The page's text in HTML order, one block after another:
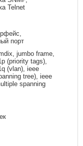
Telnet
порт
jumbo frame,
(priority tags),
(vlan), ieee
tree), ieee
spanning